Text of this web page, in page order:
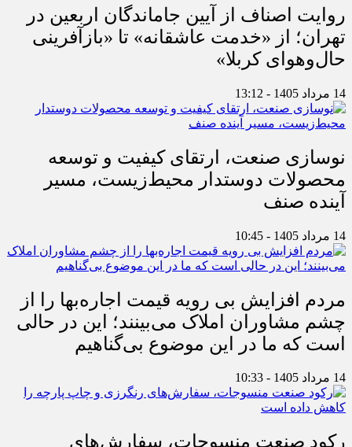
روایت اصناف از آیین جاماندگان اربعین در
تهران؛ از «خدمت عاشقانه» تا «بازآفرینی
حال‌وهوای کربلا»
14 مرداد 1405 - 13:12
نوسازی صنعت، ارتقای کیفیت و توسعه
محصولات دوستدار محیط‌زیست، مسیر
آینده صنف
14 مرداد 1405 - 10:45
مردم افزایش بی رویه قیمت اجاره‌بها را از
چشم مشاوران املاک می‌بینند؛ این در حالی
است که ما در این موضوع بی‌گناهیم
14 مرداد 1405 - 10:33
رکود صنعت منسوجات، سفارش‌های